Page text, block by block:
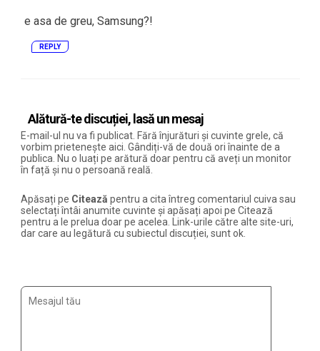
e asa de greu, Samsung?!
REPLY
Alătură-te discuției, lasă un mesaj
E-mail-ul nu va fi publicat. Fără înjurături și cuvinte grele, că
vorbim prietenește aici. Gândiți-vă de două ori înainte de a
publica. Nu o luați pe arătură doar pentru că aveți un monitor
în față și nu o persoană reală.
Apăsați pe Citează pentru a cita întreg comentariul cuiva sau
selectați întâi anumite cuvinte și apăsați apoi pe Citează
pentru a le prelua doar pe acelea. Link-urile către alte site-uri,
dar care au legătură cu subiectul discuției, sunt ok.